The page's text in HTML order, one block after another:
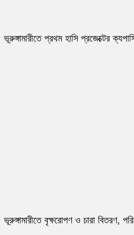
ভূরুঙ্গামারীতে প্রথম হাসি প্রজেক্টের
ভূরুঙ্গামারীতে বৃক্ষরোপণ ও চারা বিতরণ,